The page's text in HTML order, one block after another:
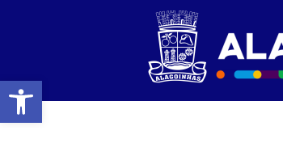
Barra de Ferramentas Aberta